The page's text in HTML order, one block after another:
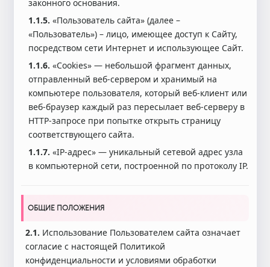
законного основания.
1.1.5. «Пользователь сайта» (далее –
«Пользователь») – лицо, имеющее доступ к Сайту,
посредством сети Интернет и использующее Сайт.
1.1.6. «Cookies» — небольшой фрагмент данных,
отправленный веб-сервером и хранимый на
компьютере пользователя, который веб-клиент или
веб-браузер каждый раз пересылает веб-серверу в
HTTP-запросе при попытке открыть страницу
соответствующего сайта.
1.1.7. «IP-адрес» — уникальный сетевой адрес узла
в компьютерной сети, построенной по протоколу IP.
ОБЩИЕ ПОЛОЖЕНИЯ
2.1. Использование Пользователем сайта означает
согласие с настоящей Политикой
конфиденциальности и условиями обработки